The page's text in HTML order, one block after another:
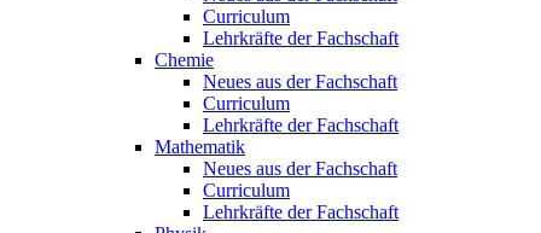
Curriculum
Lehrkräfte der Fachschaft
Chemie
Neues aus der Fachschaft
Curriculum
Lehrkräfte der Fachschaft
Mathematik
Neues aus der Fachschaft
Curriculum
Lehrkräfte der Fachschaft